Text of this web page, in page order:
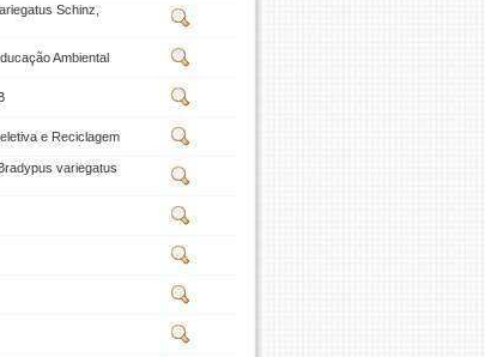
Schinz,
Ambiental
e Reciclagem
variegatus